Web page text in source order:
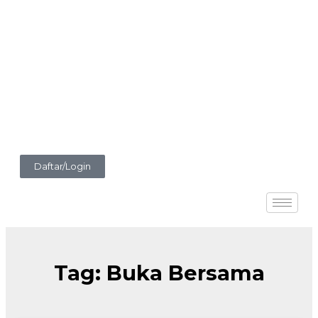
Daftar/Login
Tag: Buka Bersama